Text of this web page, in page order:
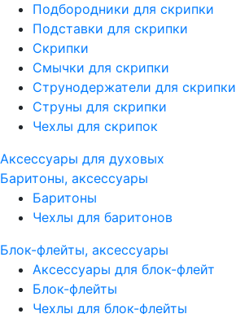
Подбородники для скрипки
Подставки для скрипки
Скрипки
Смычки для скрипки
Струнодержатели для скрипки
Струны для скрипки
Чехлы для скрипок
Аксессуары для духовых
Баритоны, аксессуары
Баритоны
Чехлы для баритонов
Блок-флейты, аксессуары
Аксессуары для блок-флейт
Блок-флейты
Чехлы для блок-флейты